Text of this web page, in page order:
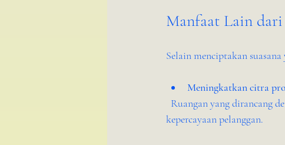
Manfaat Lain
Selain menciptakan
Meningkatkan citra
kepercayaan pelanggan.